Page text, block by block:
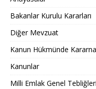
Bakanlar Kurulu Kararları
Diğer Mevzuat
Kanun Hükmünde
Kanunlar
Milli Emlak Genel Tebliğleri